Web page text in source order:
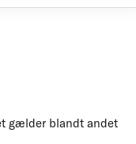
gælder blandt andet